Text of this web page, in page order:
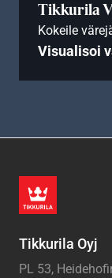
Tikkurila
Kokeile
Visualisoi
Tikkurila Oyj
PL 53,